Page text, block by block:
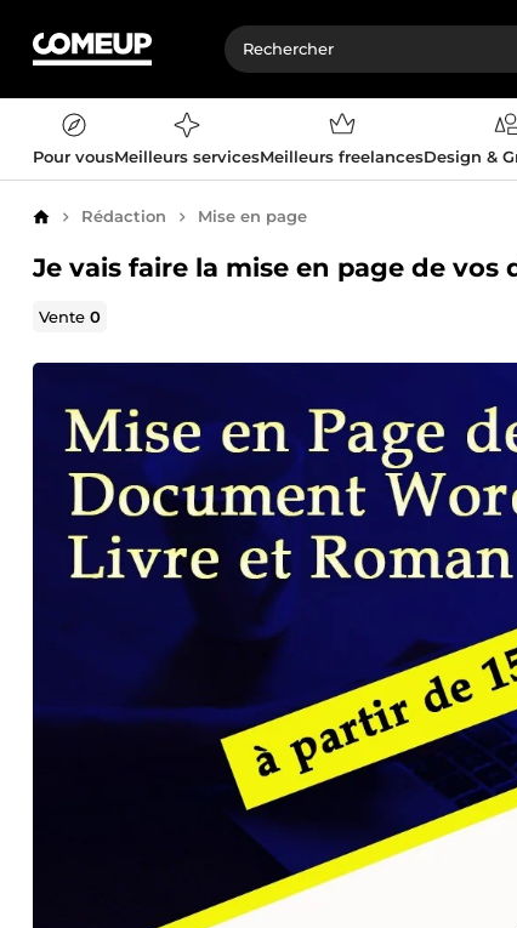
Pour vousMeilleurs servicesMeilleurs freelancesDesign &
AccueilRédaction Mise en page
Je vais faire la mise en page de
Vente0